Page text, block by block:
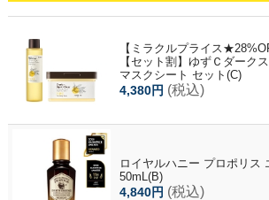
【ミラクルプライス
【セット割】ゆずＣダーク
マスクシート セット(C)
4,380円 (税込)
ロイヤルハニー プロポリス
50mL(B)
4,840円 (税込)